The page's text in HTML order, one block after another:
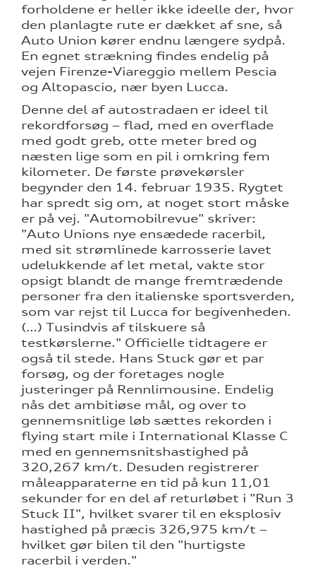
forholdene er heller ikke ideelle der, hvor
den planlagte rute er dækket af sne, så
Auto Union kører endnu længere sydpå.
En egnet strækning findes endelig på
vejen Firenze-Viareggio mellem Pescia
og Altopascio, nær byen Lucca.
Denne del af autostradaen er ideel til
rekordforsøg – flad, med en overflade
med godt greb, otte meter bred og
næsten lige som en pil i omkring fem
kilometer. De første prøvekørsler
begynder den 14. februar 1935. Rygtet
har spredt sig om, at noget stort måske
er på vej. "Automobilrevue" skriver:
"Auto Unions nye ensædede racerbil,
med sit strømlinede karrosserie lavet
udelukkende af let metal, vakte stor
opsigt blandt de mange fremtrædende
personer fra den italienske sportsverden,
som var rejst til Lucca for begivenheden.
(…) Tusindvis af tilskuere så
testkørslerne." Officielle tidtagere er
også til stede. Hans Stuck gør et par
forsøg, og der foretages nogle
justeringer på Rennlimousine. Endelig
nås det ambitiøse mål, og over to
gennemsnitlige løb sættes rekorden i
flying start mile i International Klasse C
med en gennemsnitshastighed på
320,267 km/t. Desuden registrerer
måleapparaterne en tid på kun 11,01
sekunder for en del af returløbet i "Run 3
Stuck II", hvilket svarer til en eksplosiv
hastighed på præcis 326,975 km/t –
hvilket gør bilen til den "hurtigste
racerbil i verden."